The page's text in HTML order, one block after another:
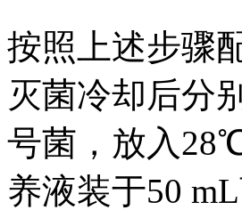
按照上述步骤
灭菌冷却后分
号菌，放入
养液装于50